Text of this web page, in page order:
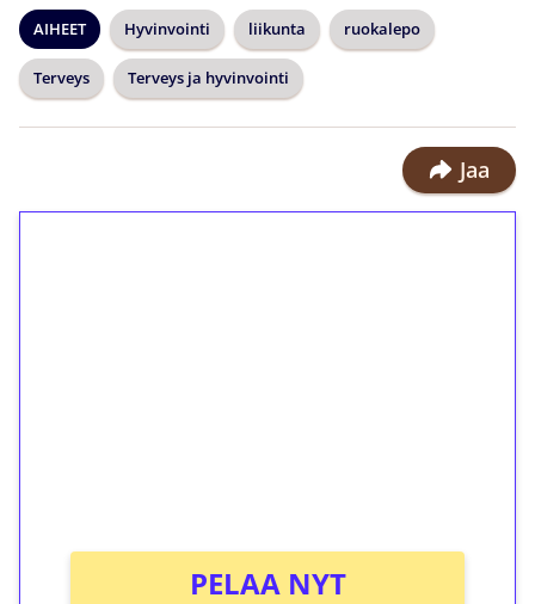
AIHEET Hyvinvointi liikunta ruokalepo
Terveys Terveys ja hyvinvointi
Jaa
PELAA NYT